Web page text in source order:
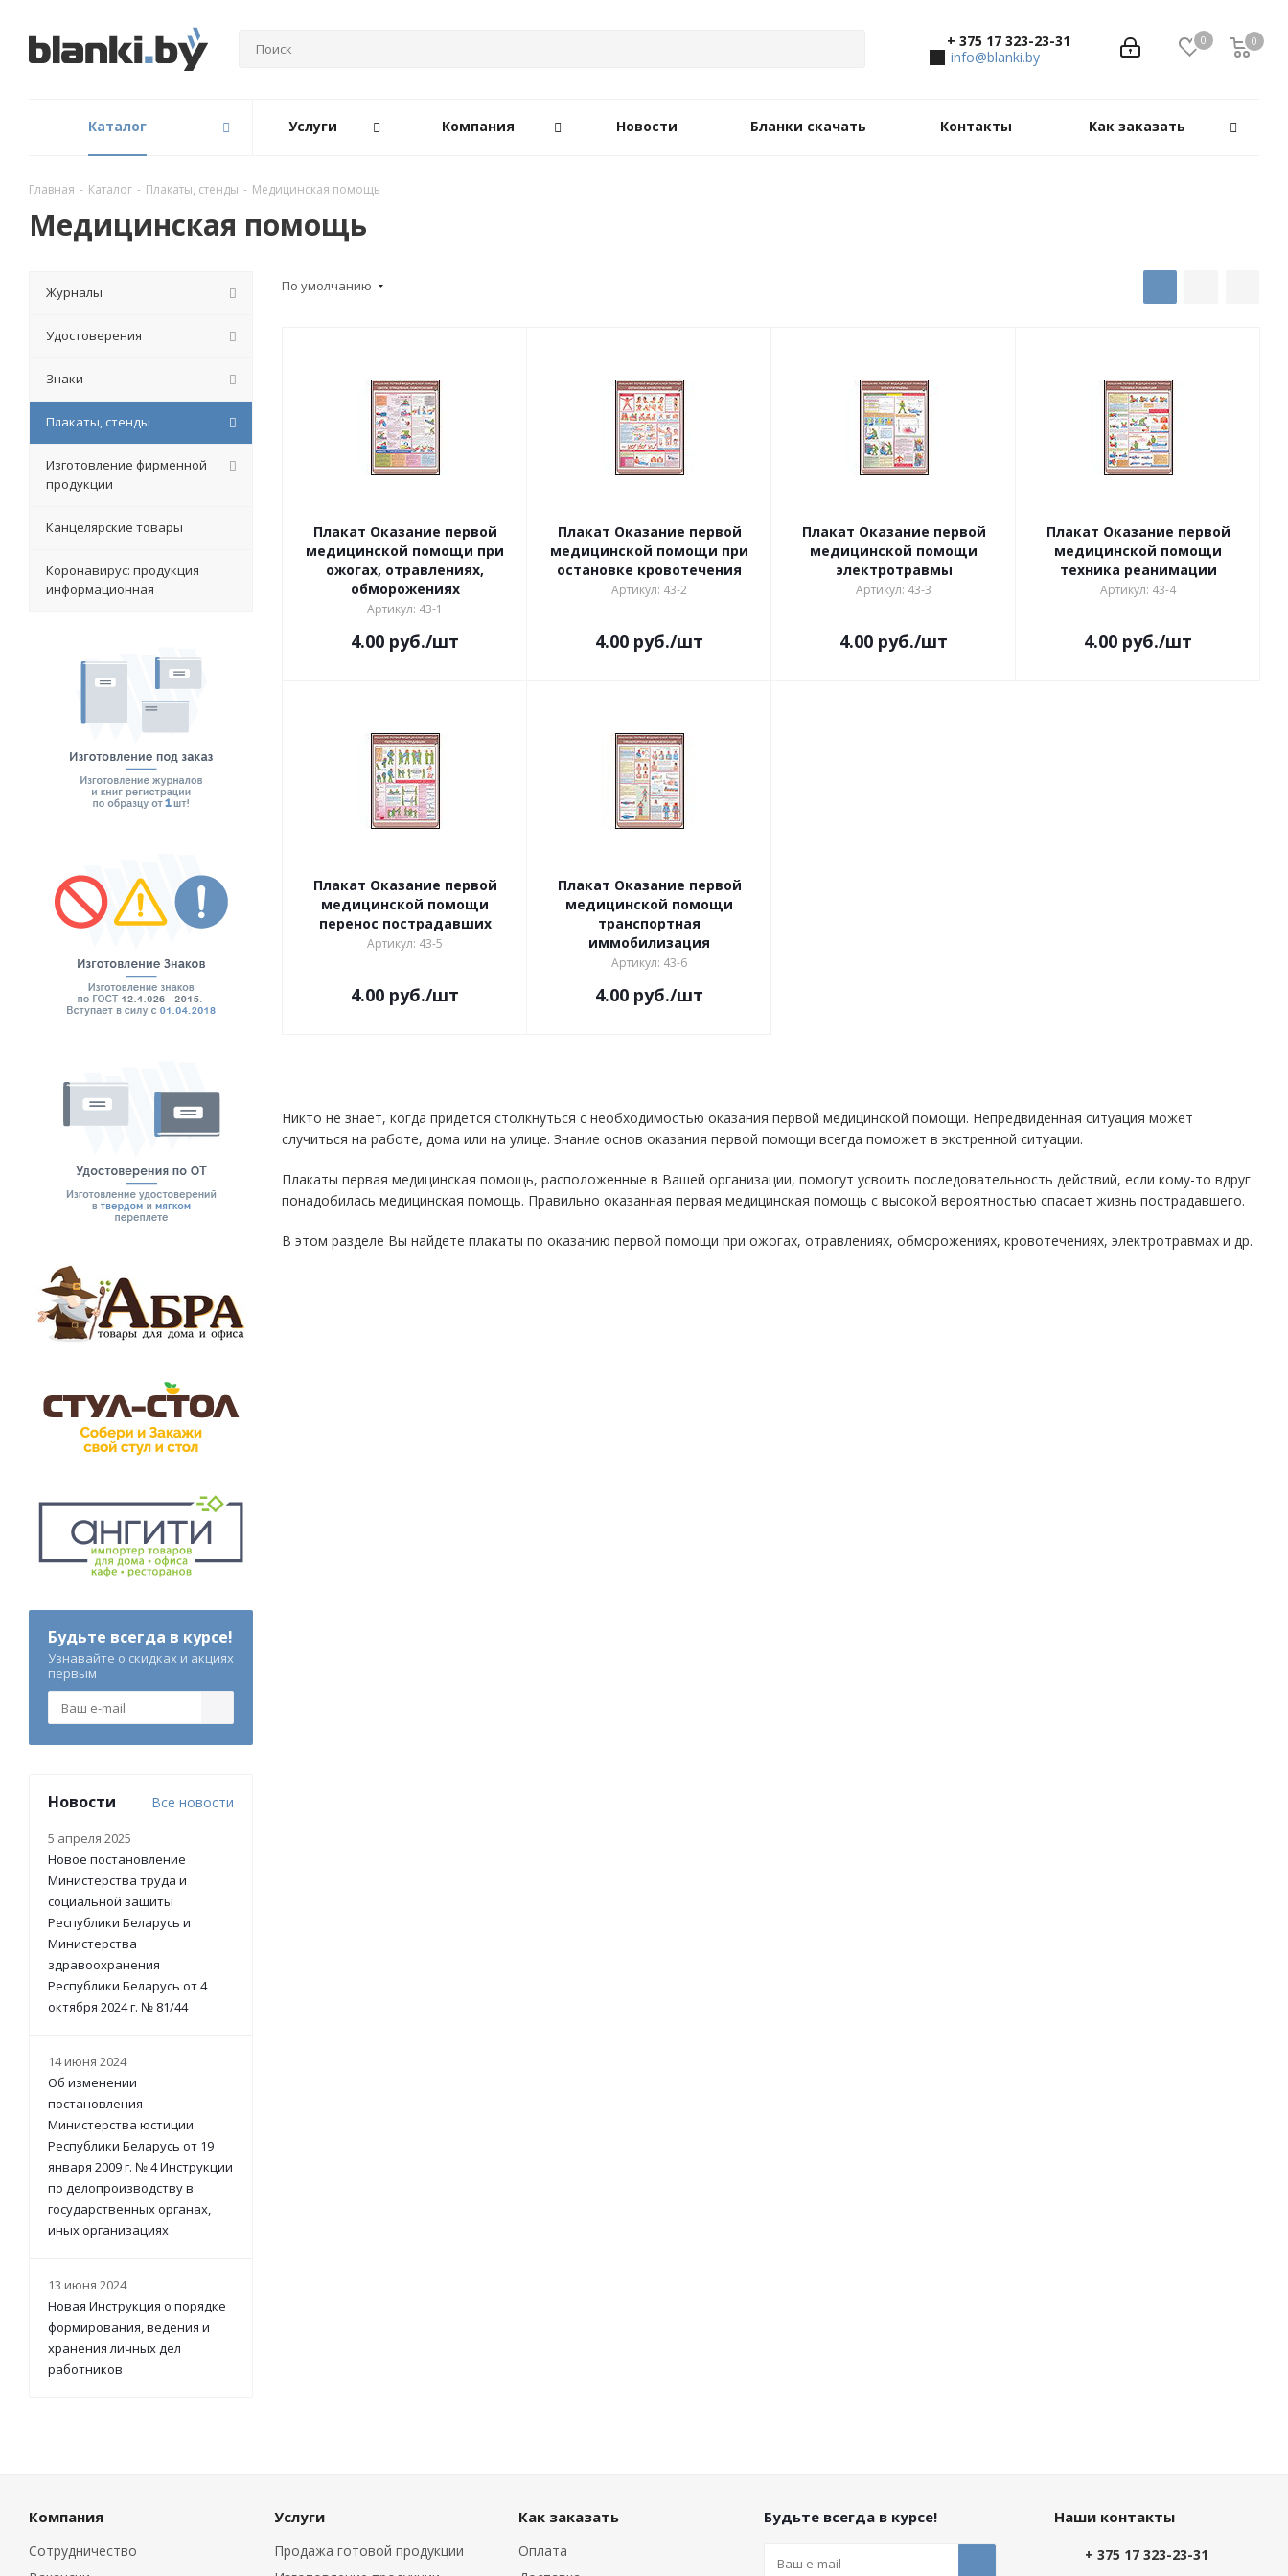
0 0
0
+ 375 17 323-23-31
info@blanki.by
Каталог Услуги Компания Новости Бланки скачать Контакты Как заказать
Главная - Каталог - Плакаты, стенды - Медицинская помощь
Медицинская помощь
По умолчанию
Плакат Оказание первой
медицинской помощи при
ожогах, отравлениях,
обморожениях
Артикул: 43-1
4.00 руб./шт
Плакат Оказание первой
медицинской помощи при
остановке кровотечения
Артикул: 43-2
4.00 руб./шт
Плакат Оказание первой
медицинской помощи
электротравмы
Артикул: 43-3
4.00 руб./шт
Плакат Оказание первой
медицинской помощи
техника реанимации
Артикул: 43-4
4.00 руб./шт
Плакат Оказание первой
медицинской помощи
перенос пострадавших
Артикул: 43-5
4.00 руб./шт
Плакат Оказание первой
медицинской помощи
транспортная
иммобилизация
Артикул: 43-6
4.00 руб./шт
Никто не знает, когда придется столкнуться с необходимостью оказания первой медицинской помощи. Непредвиденная ситуация может
случиться на работе, дома или на улице. Знание основ оказания первой помощи всегда поможет в экстренной ситуации.
Плакаты первая медицинская помощь, расположенные в Вашей организации, помогут усвоить последовательность действий, если кому-то вдруг
понадобилась медицинская помощь. Правильно оказанная первая медицинская помощь с высокой вероятностью спасает жизнь пострадавшего.
В этом разделе Вы найдете плакаты по оказанию первой помощи при ожогах, отравлениях, обморожениях, кровотечениях, электротравмах и др.
Журналы
Удостоверения
Знаки
Плакаты, стенды
Изготовление фирменной
продукции
Канцелярские товары
Коронавирус: продукция
информационная
Будьте всегда в курсе!
Узнавайте о скидках и акциях
первым
Новости Все новости
5 апреля 2025
Новое постановление
Министерства труда и
социальной защиты
Республики Беларусь и
Министерства
здравоохранения
Республики Беларусь от 4
октября 2024 г. № 81/44
14 июня 2024
Об изменении
постановления
Министерства юстиции
Республики Беларусь от 19
января 2009 г. № 4 Инструкции
по делопроизводству в
государственных органах,
иных организациях
13 июня 2024
Новая Инструкция о порядке
формирования, ведения и
хранения личных дел
работников
Компания
Сотрудничество
Услуги
Продажа готовой продукции
Как заказать
Оплата
Будьте всегда в курсе! Наши контакты
+ 375 17 323-23-31